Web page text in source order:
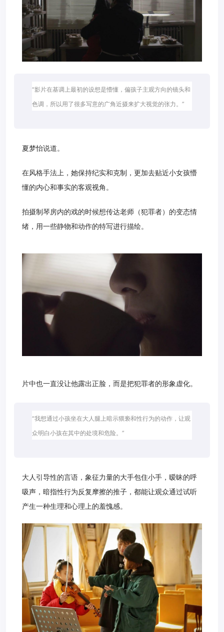
“影片在基调上最初的设想是懵懂，偏孩子主观方向的镜头和
色调，所以用了很多写意的广角近摄来扩大视觉的张力。”
夏梦怡说道。
在风格手法上，她保持纪实和克制，更加去贴近小女孩懵
懂的内心和事实的客观视角。
拍摄制琴房内的戏的时候想传达老师（犯罪者）的变态情
绪，用一些静物和动作的特写进行描绘。
片中也一直没让他露出正脸，而是把犯罪者的形象虚化。
“我想通过小孩坐在大人腿上暗示猥亵和性行为的动作，让观
众明白小孩在其中的处境和危险。”
大人引导性的言语，象征力量的大手包住小手，暧昧的呼
吸声，暗指性行为反复摩擦的推子，都能让观众通过试听
产生一种生理和心理上的羞愧感。